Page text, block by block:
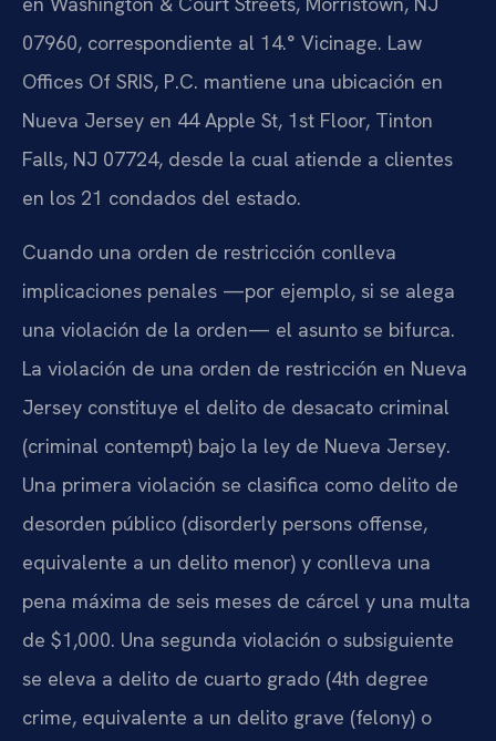
07960, correspondiente al 14.° Vicinage. Law
Offices Of SRIS, P.C. mantiene una ubicación en
Nueva Jersey en 44 Apple St, 1st Floor, Tinton
Falls, NJ 07724, desde la cual atiende a clientes
en los 21 condados del estado.
Cuando una orden de restricción conlleva
implicaciones penales —por ejemplo, si se alega
una violación de la orden— el asunto se bifurca.
La violación de una orden de restricción en Nueva
Jersey constituye el delito de desacato criminal
(criminal contempt) bajo la ley de Nueva Jersey.
Una primera violación se clasifica como delito de
desorden público (disorderly persons offense,
equivalente a un delito menor) y conlleva una
pena máxima de seis meses de cárcel y una multa
de $1,000. Una segunda violación o subsiguiente
se eleva a delito de cuarto grado (4th degree
crime, equivalente a un delito grave (felony) o